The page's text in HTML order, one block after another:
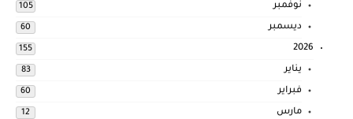
نوفمبر 105
ديسمبر 60
2026
155
يناير 83
فبراير 60
مارس 12